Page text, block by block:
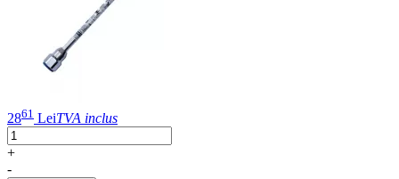
2861 LeiTVA inclus
+
-